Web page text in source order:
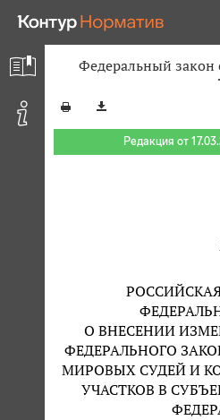
Федеральный закон
Редакция от
О ВНЕСЕНИИ
ФЕДЕРАЛЬНОГО
МИРОВЫХ СУДЕЙ И
УЧАСТКОВ В